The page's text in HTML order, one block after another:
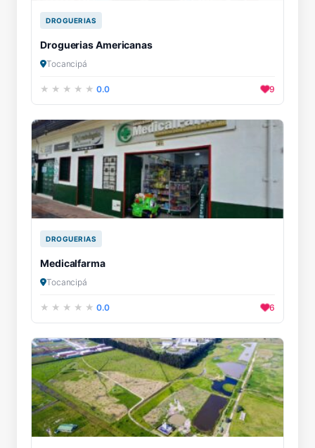
DROGUERIAS
Droguerias Americanas
Tocancipá
0.0 9
DROGUERIAS
Medicalfarma
Tocancipá
0.0 6